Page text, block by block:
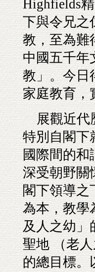
Highfields
下與令兄之
教，至為難
中國五千年
教」。今日
家庭教育，
展觀近代
特別自閣下
國際間的
深受朝野關
閣下領導之
為本，教學
及人之幼」
聖地 （老
的總目標。